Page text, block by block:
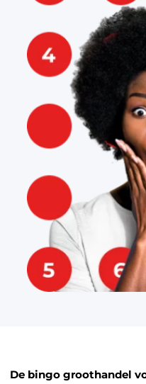
De bingo groothandel